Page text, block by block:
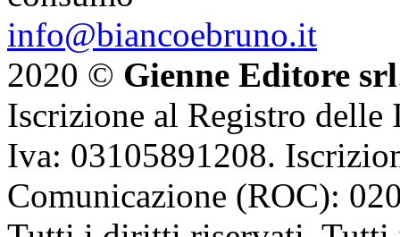
info@biancoebruno.it
2020 © Gienne Editore srl
Iscrizione al Registro delle
Iva: 03105891208.
Comunicazione (ROC):